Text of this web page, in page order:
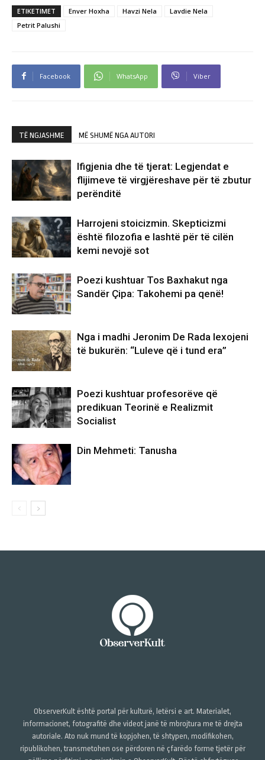
ETIKETIMET Enver Hoxha Havzi Nela
Lavdie Nela
Petrit Palushi
Facebook WhatsApp Viber
TË NGJASHME MË SHUMË NGA AUTORI
Ifigjenia dhe të tjerat: Legjendat e
flijimeve të virgjëreshave për të zbutur
perënditë
Harrojeni stoicizmin. Skepticizmi
është filozofia e lashtë për të cilën
kemi nevojë sot
Poezi kushtuar Tos Baxhakut nga
Sandër Çipa: Takohemi pa qenë!
Nga i madhi Jeronim De Rada lexojeni
të bukurën: “Luleve që i tund era”
Poezi kushtuar profesorëve që
predikuan Teorinë e Realizmit
Socialist
Din Mehmeti: Tanusha
ObserverKult është portal për kulturë, letërsi e art. Materialet,
informacionet, fotografitë dhe videot janë të mbrojtura me të drejta
autoriale. Ato nuk mund të kopjohen, të shtypen, modifikohen,
ripublikohen, transmetohen ose përdoren në çfarëdo forme tjetër për